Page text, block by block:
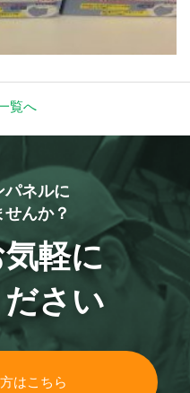
覧へ
パネルに
んか？
軽に
さい
はこちら